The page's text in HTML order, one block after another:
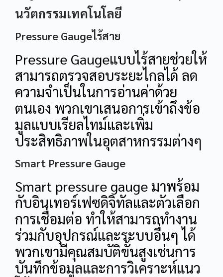
นวัตกรรมเทคโนโลยี
Pressure Gaugeไร้สาย
Pressure Gaugeแบบไร้สายช่วยให้
สามารถตรวจสอบระยะไกลได้ ลด
ความจำเป็นในการอ่านค่าด้วย
ตนเอง พวกเขาเสนอการเข้าถึงข้อ
มูลแบบเรียลไทม์และเพิ่ม
ประสิทธิภาพในอุตสาหกรรมต่างๆ
Smart Pressure Gauge
Smart pressure gauge มาพร้อม
กับอินเทอร์เฟซดิจิทัลและตัวเลือก
การเชื่อมต่อ ทำให้สามารถทำงาน
ร่วมกับอุปกรณ์และระบบอื่นๆ ได้
พวกเขามีคุณสมบัติขั้นสูงเช่นการ
บันทึกข้อมูลและการวิเคราะห์แนว